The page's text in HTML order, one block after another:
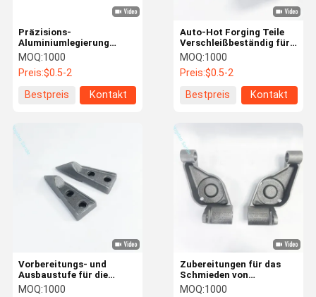
Produkte
Werksbesich
Tigung
Auto-Hot Forging Teile
Verschleißbeständig für
Motor Rocker Arme
MOQ:1000
Preis:$0.5-2
Bestpreis
Kontakt
Präzisions-
Aluminiumlegierung
geschmiedete
Motorkomponenten
MOQ:1000
Preis:$0.5-2
Bestpreis
Kontakt
Zubereitungen für das
Schmieden von
Warmteilen
MOQ:1000
Vorbereitungs- und
Ausbaustufe für die
Bauernwirtschaft
MOQ:1000